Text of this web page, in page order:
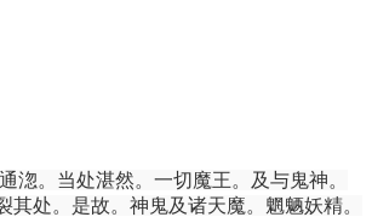
。当处湛然。一切魔王。及与鬼神。
处。是故。神鬼及诸天魔。魍魉妖精。